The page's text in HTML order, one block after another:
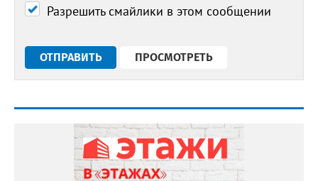
Разрешить смайлики в этом сообщении